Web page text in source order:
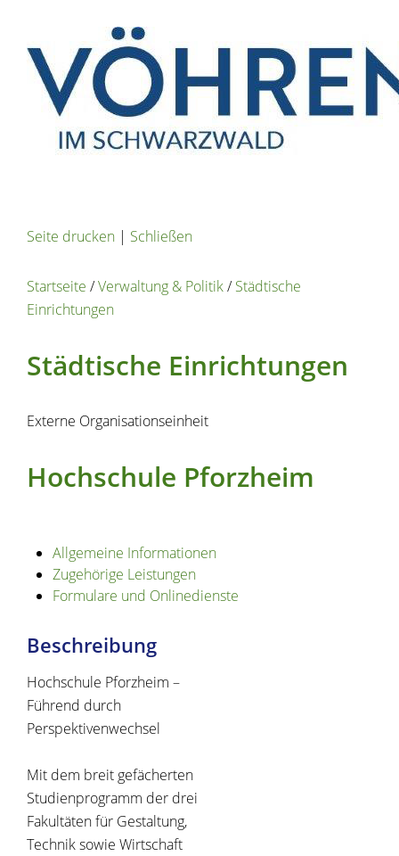
Seite drucken | Schließen
Startseite /Verwaltung & Politik/Städtische
Einrichtungen
Städtische Einrichtungen
Externe Organisationseinheit
Hochschule Pforzheim
Allgemeine Informationen
Zugehörige Leistungen
Formulare und Onlinedienste
Beschreibung
Hochschule Pforzheim –
Führend durch
Perspektivenwechsel
Mit dem breit gefächerten
Studienprogramm der drei
Fakultäten für Gestaltung,
Technik sowie Wirtschaft